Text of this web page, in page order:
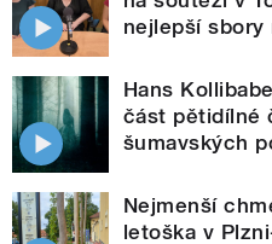
nejlepší sbory
Hans
část pětidílné
šumavských
Nejmenší
letoška v